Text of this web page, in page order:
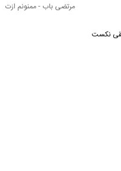
نکست
مرتضی باب - ممنونم ازت